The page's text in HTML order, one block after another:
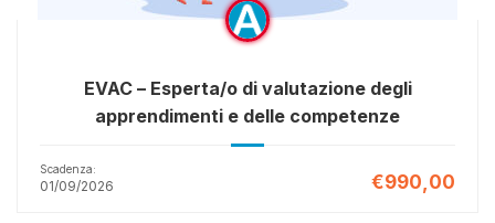
EVAC – Esperta/o di valutazione degli
apprendimenti e delle competenze
Scadenza:
01/09/2026 €990,00